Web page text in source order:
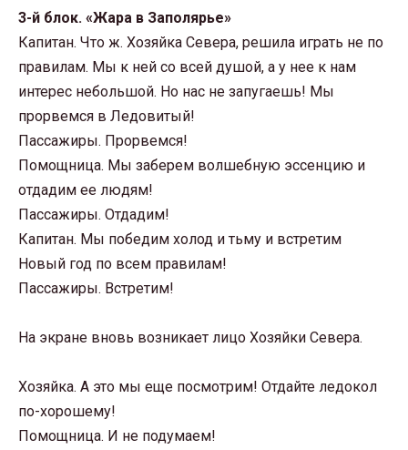
3-й блок. «Жара в Заполярье»
Капитан. Что ж. Хозяйка Севера, решила играть не по
правилам. Мы к ней со всей душой, а у нее к нам
интерес небольшой. Но нас не запугаешь! Мы
прорвемся в Ледовитый!
Пассажиры. Прорвемся!
Помощница. Мы заберем волшебную эссенцию и
отдадим ее людям!
Пассажиры. Отдадим!
Капитан. Мы победим холод и тьму и встретим
Новый год по всем правилам!
Пассажиры. Встретим!
На экране вновь возникает лицо Хозяйки Севера.
Хозяйка. А это мы еще посмотрим! Отдайте ледокол
по-хорошему!
Помощница. И не подумаем!